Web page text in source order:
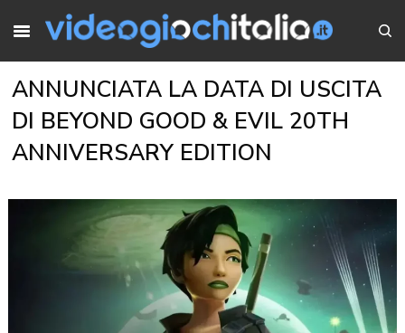
ANNUNCIATA LA DATA DI USCITA
DI BEYOND GOOD & EVIL 20TH
ANNIVERSARY EDITION